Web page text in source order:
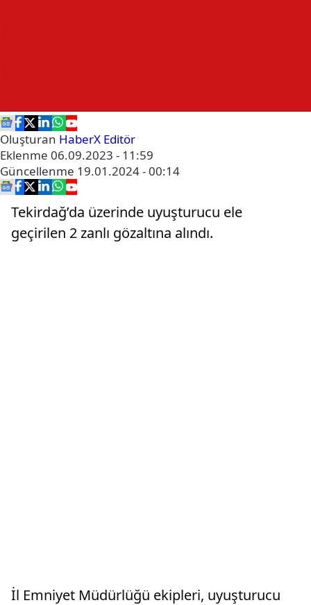
Oluşturan HaberX Editör
Eklenme 06.09.2023 - 11:59
Güncellenme 19.01.2024 - 00:14
Tekirdağ’da üzerinde uyuşturucu ele
geçirilen 2 zanlı gözaltına alındı.
İl Emniyet Müdürlüğü ekipleri, uyuşturucu